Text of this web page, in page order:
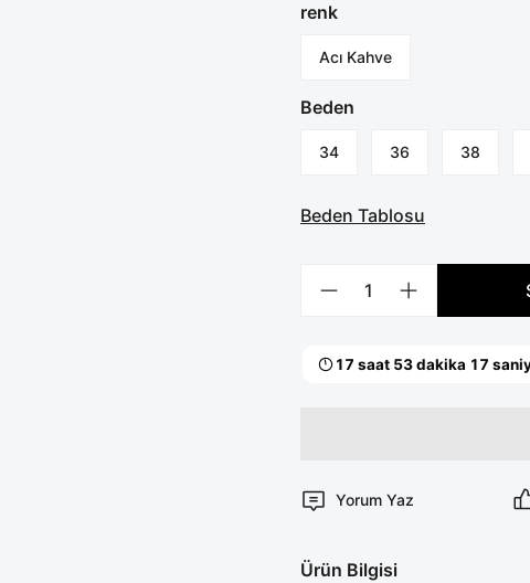
renk
Acı Kahve
Beden
34 36 38
Beden Tablosu
Yorum Yaz
Ürün Bilgisi